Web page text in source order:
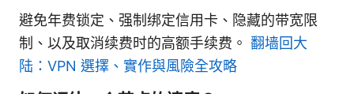
避免年费锁定、强制绑定信用卡、隐藏的带宽限
制、以及取消续费时的高额手续费。 翻墙回大
陆：VPN 選擇、實作與風險全攻略